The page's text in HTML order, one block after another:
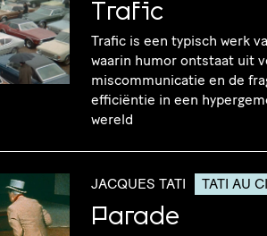
Trafic
Trafic is een typisch werk
waarin humor ontstaat uit
miscommunicatie en de
efficiëntie in een
wereld
Parade
JACQUES TATI TATI AU